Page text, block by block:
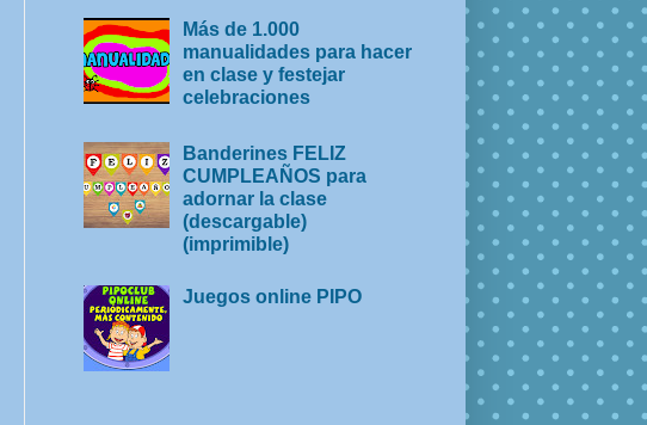
Más de 1.000
manualidades para hacer
en clase y festejar
celebraciones
Banderines FELIZ
CUMPLEAÑOS para
adornar la clase
(descargable)
(imprimible)
Juegos online PIPO